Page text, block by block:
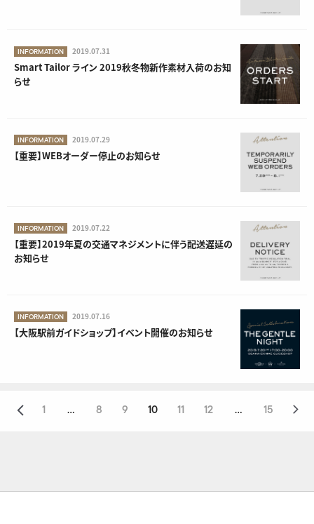
INFORMATION 2019.07.31
Smart Tailor ライン 2019秋冬物新作素材入荷のお知
らせ
INFORMATION 2019.07.29
【重要】WEBオーダー停止のお知らせ
INFORMATION 2019.07.22
【重要】2019年夏の交通マネジメントに伴う配送遅延の
お知らせ
INFORMATION 2019.07.16
【大阪駅前ガイドショップ】イベント開催のお知らせ
1 ... 8 9 10 11 12 ... 15